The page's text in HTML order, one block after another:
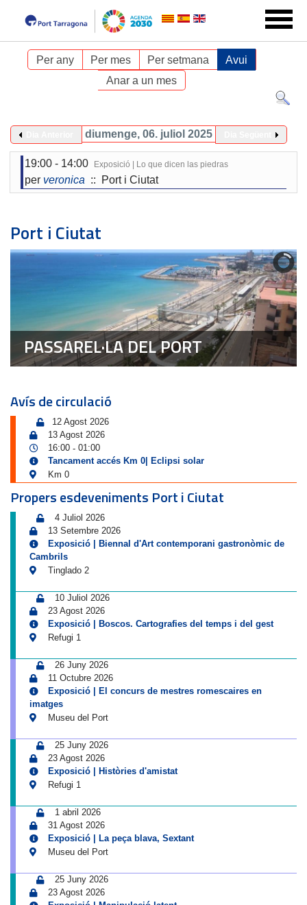
Per any Per mes Per setmana
Avui
Anar a un mes
diumenge, 06. juliol 2025
19:00 - 14:00 Exposició | Lo que dicen las piedras
per veronica :: Port i Ciutat
Port i Ciutat
PASSAREL·LA DEL PORT
Avís de circulació
12 Agost 2026
13 Agost 2026
16:00 - 01:00
Tancament accés Km 0| Eclipsi solar
Km 0
Propers esdeveniments Port i Ciutat
4 Juliol 2026
13 Setembre 2026
Exposició | Biennal d'Art contemporani gastronòmic de
Cambrils
Tinglado 2
10 Juliol 2026
23 Agost 2026
Exposició | Boscos. Cartografies del temps i del gest
Refugi 1
26 Juny 2026
11 Octubre 2026
Exposició | El concurs de mestres romescaires en
imatges
Museu del Port
25 Juny 2026
23 Agost 2026
Exposició | Històries d'amistat
Refugi 1
1 abril 2026
31 Agost 2026
Exposició | La peça blava, Sextant
Museu del Port
25 Juny 2026
23 Agost 2026